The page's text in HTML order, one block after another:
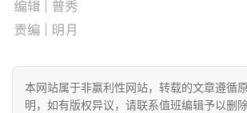
本网站属于非赢利性网站，转载的文章遵循
明，如有版权异议，请联系值班编辑予以删